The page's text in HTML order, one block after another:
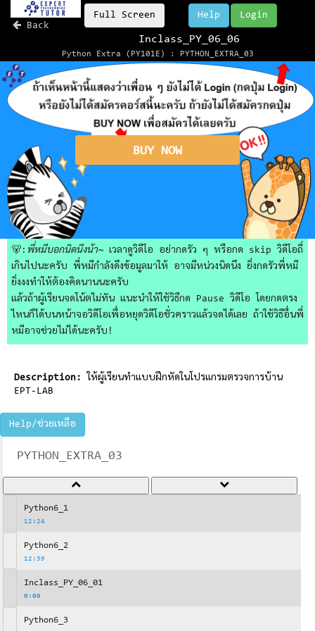
Back
Full Screen Login
Help
Inclass_PY_06_06
Python Extra (PY101E) : PYTHON_EXTRA_03
BUY NOW
🐻: พี่หมีบอกนิดนึงน้า~เวลาดูวิดีโอ อย่ากดรัว ๆ หรือกด skip วิดีโอถี่
เกินไปนะครับ พี่หมีกำลังดึงข้อมูลมาให้ อาจมีหน่วงนิดนึง ยิ่งกดรัวพี่หมี
ยิ่งงงทำให้ต้องคิดนานนะครับ
แล้วถ้าผู้เรียนจดโน้ตไม่ทัน แนะนำให้ใช้วิธีกด Pause วิดีโอ โดยกดตรง
ไหนก็ได้บนหน้าจอวิดีโอเพื่อหยุดวิดีโอชั่วคราวแล้วจดได้เลย ถ้าใช้วิธีอื่นพี่
หมีอาจช่วยไม่ได้นะครับ!
Description:
ให้ผู้เรียนทำแบบฝึกหัดในโปรแกรมตรวจการบ้าน
EPT-LAB
Help/ช่วยเหลือ
PYTHON_EXTRA_03
Python6_1
12:24
Python6_2
12:39
Inclass_PY_06_01
0:00
Python6_3